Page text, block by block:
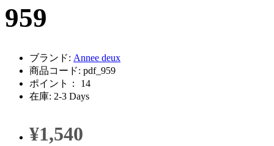
959
ブランド: Annee deux
商品コード: pdf_959
ポイント： 14
在庫: 2-3 Days
¥1,540